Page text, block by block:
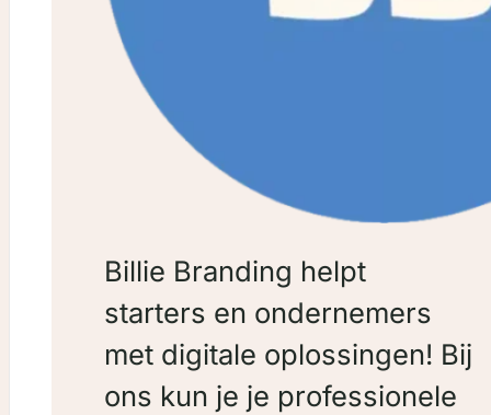
Billie Branding helpt
starters en ondernemers
met digitale oplossingen! Bij
ons kun je je professionele